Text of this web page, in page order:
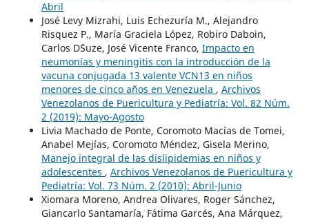
Abril
José Levy Mizrahi, Luis Echezuría M., Alejandro
Risquez P., María Graciela López, Robiro Daboin,
Carlos D´Suze, José Vicente Franco, Impacto en
neumonías y meningitis con la introducción de la
vacuna conjugada 13 valente VCN13 en niños
menores de cinco años en Venezuela , Archivos
Venezolanos de Puericultura y Pediatría: Vol. 82 Núm.
2 (2019): Mayo-Agosto
Livia Machado de Ponte, Coromoto Macías de Tomei,
Anabel Mejías, Coromoto Méndez, Gisela Merino,
Manejo integral de las dislipidemias en niños y
adolescentes , Archivos Venezolanos de Puericultura y
Pediatría: Vol. 73 Núm. 2 (2010): Abril-Junio
Xiomara Moreno, Andrea Olivares, Roger Sánchez,
Giancarlo Santamaría, Fátima Garcés, Ana Márquez,